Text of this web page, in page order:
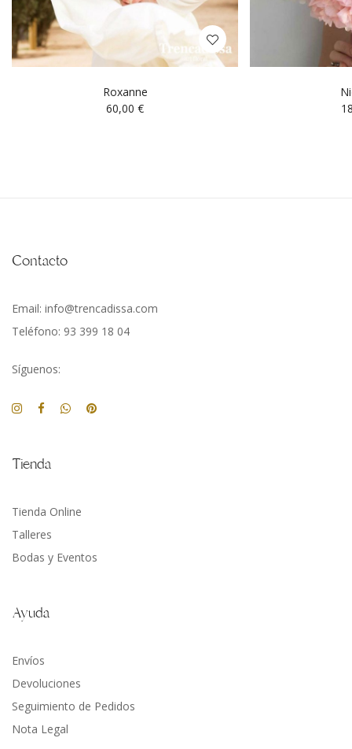
Roxanne
60,00 €
Contacto
Email: info@trencadissa.com
Teléfono: 93 399 18 04
Síguenos:
Tienda
Tienda Online
Talleres
Bodas y Eventos
Ayuda
Envíos
Devoluciones
Seguimiento de Pedidos
Nota Legal